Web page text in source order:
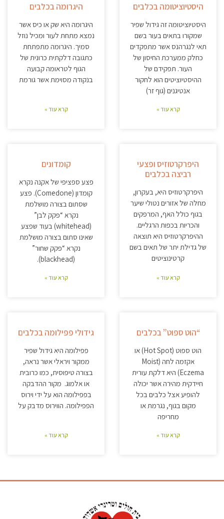
היסטיוציטומה בכלבים
היסטיוציטומה זה גידול שפיר
שמקורו בתאים בעור בשם
תאי לנגרהנס אשר מתפקדים
כחלק ממערכת החיסון של
העור. תפקידם של
ההיסטיוציטים הוא לחקור
אנטיגנים (גוף זר)
קרא עוד »
היגרומה בכלבים
היגרומה היא שק או כיס אשר
נמצא מתחת לעור ומכיל נוזל
סמיך. היגרומה מתפתחת
כתגובה דלקתית כרונית של
הגוף לטראומה קבועה
בנקודה מסוימת אשר גורמת
קרא עוד »
היפרקרטוזיס ופצעי
רביצה בכלבים
היפרקרטוזיס היא, בעקרון,
מחלה של אזורים נטולי שיער
בגוף כולל האף, המרפקים
והכריות בכפות הרגליים.
ההיפרקרטוזיס היא תוצאה
של גדילת יתר של תאים בשם
קרטינוציטים
קרא עוד »
קומדונים
פצע ספציפי של אקנה נקרא
קומדון (Comedone). פצע
שסתום בצורה מושלמת
נקרא “פקק לבן”
(whitehead) בעוד שפצע
שאינו סתום בצורה מושלמת
נקרא “פקק שחור”
(blackhead).
קרא עוד »
“הוט ספוט” בכלבים
הוט ספוט (Hot Spot) או
אקזמה לחה (Moist
Eczema) היא דלקת עורית
חיידקית מהירה אשר יכולה
להופיע אצל כלבים בכל
מקום בגוף, נגרמת או
מחריפה
קרא עוד »
גידולי פפילומה בכלבים
פפילומה היא גידול שפיר
ממקור ויראלי אשר נראה,
בצורה טיפוסית, כמו כרובית
או אלמוג. מקור ההדבקה
בפפילומה הוא על ידי וירוס
הפפילומה. הווירוס מדבק על
קרא עוד »